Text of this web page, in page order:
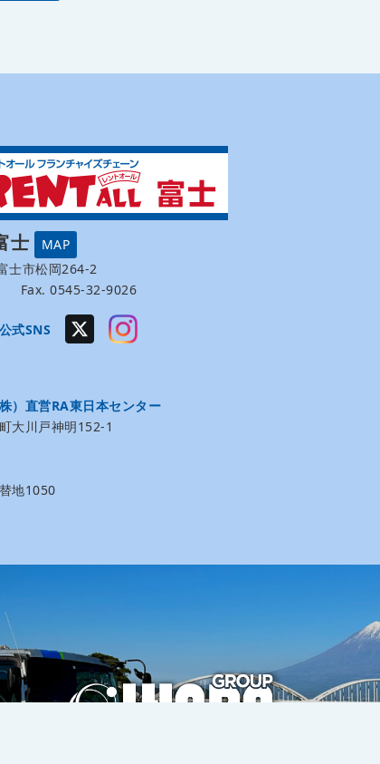
士
MAP
士市松岡264-2
Fax. 0545-32-9026
式SNS
）直営RA東日本センター
大川戸神明152-1
地1050